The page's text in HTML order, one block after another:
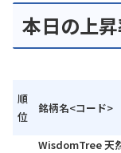
本日の上
順
位
銘柄名<コード>
WisdomTree 天